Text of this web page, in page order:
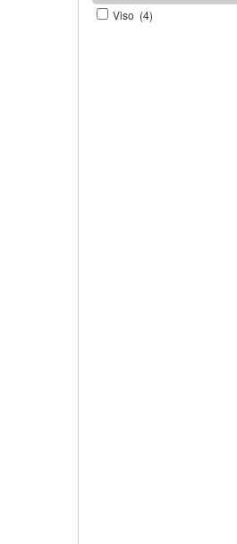
Viso (4)